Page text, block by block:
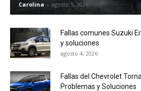
Carolina - agosto 5, 2026
Fallas comunes Suzuki
y soluciones
agosto 4, 2026
Fallas del Chevrolet
Problemas y Soluciones